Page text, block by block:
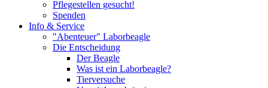
Pflegestellen gesucht!
Spenden
Info & Service
"Abenteuer" Laborbeagle
Die Entscheidung
Der Beagle
Was ist ein Laborbeagle?
Tierversuche